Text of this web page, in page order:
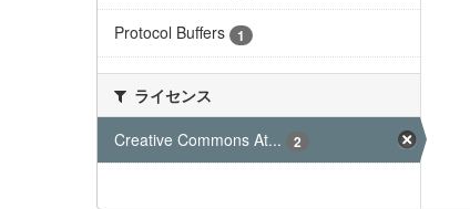
Protocol Buffers 1
ライセンス
Creative Commons At...
2